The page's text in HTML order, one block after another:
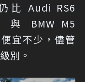
比 Audi RS6
與 BMW M5
宜不少，儘管
別。